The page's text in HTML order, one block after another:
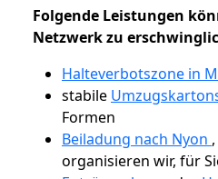
Folgende Leistungen
Netzwerk zu
Halteverbotszone in
stabile
Formen
Beiladung nach Nyon
organisieren wir, für